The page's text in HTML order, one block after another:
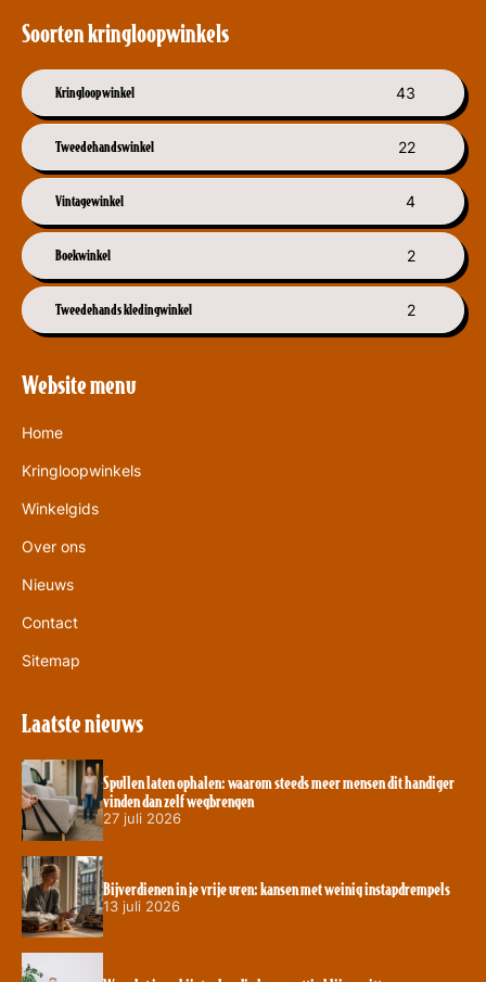
Soorten kringloopwinkels
Kringloopwinkel 43
Tweedehandswinkel 22
Vintagewinkel 4
Boekwinkel 2
Tweedehands kledingwinkel 2
Website menu
Home
Kringloopwinkels
Winkelgids
Over ons
Nieuws
Contact
Sitemap
Laatste nieuws
Spullen laten ophalen: waarom steeds meer mensen dit handiger
vinden dan zelf wegbrengen
27 juli 2026
Bijverdienen in je vrije uren: kansen met weinig instapdrempels
13 juli 2026